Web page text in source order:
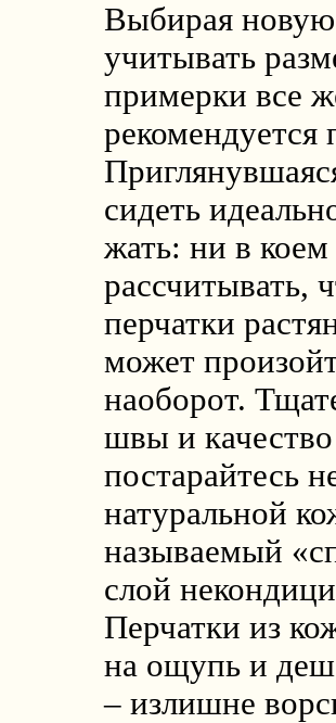
Выбирая новую
учитывать
примерки все
рекомендуется
сидеть
жать: ни в коем
рассчитывать,
перчатки
может
наоборот.
швы и
постарайтесь
натуральной
называемый
слой
Перчатки из
на ощупь и
– излишне